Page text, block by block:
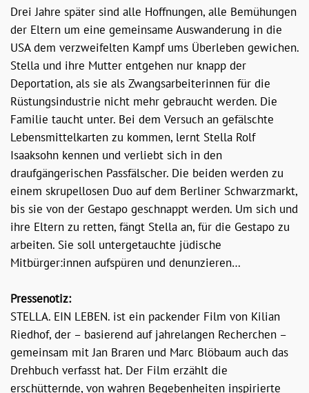
Drei Jahre später sind alle Hoffnungen, alle Bemühungen
der Eltern um eine gemeinsame Auswanderung in die
USA dem verzweifelten Kampf ums Überleben gewichen.
Stella und ihre Mutter entgehen nur knapp der
Deportation, als sie als Zwangsarbeiterinnen für die
Rüstungsindustrie nicht mehr gebraucht werden. Die
Familie taucht unter. Bei dem Versuch an gefälschte
Lebensmittelkarten zu kommen, lernt Stella Rolf
Isaaksohn kennen und verliebt sich in den
draufgängerischen Passfälscher. Die beiden werden zu
einem skrupellosen Duo auf dem Berliner Schwarzmarkt,
bis sie von der Gestapo geschnappt werden. Um sich und
ihre Eltern zu retten, fängt Stella an, für die Gestapo zu
arbeiten. Sie soll untergetauchte jüdische
Mitbürger:innen aufspüren und denunzieren…
Pressenotiz:
STELLA. EIN LEBEN. ist ein packender Film von Kilian
Riedhof, der – basierend auf jahrelangen Recherchen –
gemeinsam mit Jan Braren und Marc Blöbaum auch das
Drehbuch verfasst hat. Der Film erzählt die
erschütternde, von wahren Begebenheiten inspirierte